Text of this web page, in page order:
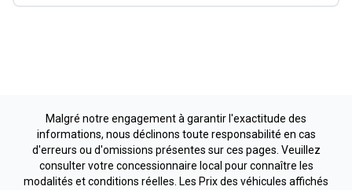
Malgré notre engagement à garantir l'exactitude des
informations, nous déclinons toute responsabilité en cas
d'erreurs ou d'omissions présentes sur ces pages. Veuillez
consulter votre concessionnaire local pour connaître les
modalités et conditions réelles. Les Prix des véhicules affichés